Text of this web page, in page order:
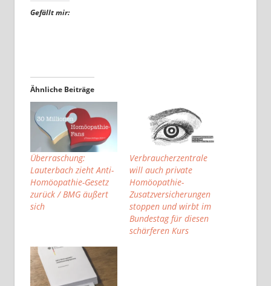
Gefällt mir:
Ähnliche Beiträge
Überraschung:
Lauterbach zieht Anti-
Homöopathie-Gesetz
zurück / BMG äußert
sich
Verbraucherzentrale
will auch private
Homöopathie-
Zusatzversicherungen
stoppen und wirbt im
Bundestag für diesen
schärferen Kurs